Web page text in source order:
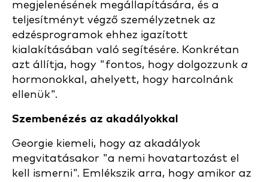
megjelenésének megállapítására, és a
teljesítményt végző személyzetnek az
edzésprogramok ehhez igazított
kialakításában való segítésére. Konkrétan
azt állítja, hogy "fontos, hogy dolgozzunk a
hormonokkal, ahelyett, hogy harcolnánk
ellenük".
Szembenézés az akadályokkal
Georgie kiemeli, hogy az akadályok
megvitatásakor "a nemi hovatartozást el
kell ismerni". Emlékszik arra, hogy amikor az